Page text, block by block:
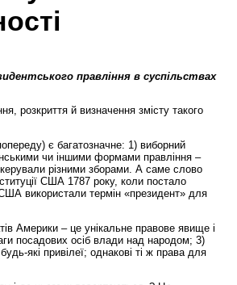
правління в суспільствах
розкриття й визначення змісту такого
є багатозначне: 1) виборний
чи іншими формами правління –
різними зборами. А саме слово
США 1787 року, коли постало
використали термін «президент» для
Америки – це унікальне правове явище і
посадових осіб влади над народом; 3)
які привілеї; однакові ті ж права для